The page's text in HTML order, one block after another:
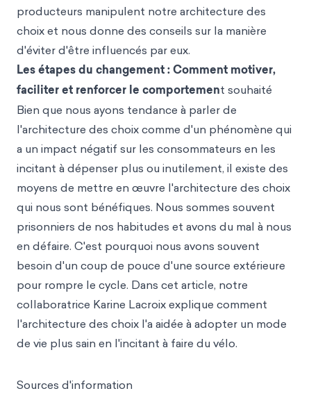
producteurs manipulent notre architecture des
choix et nous donne des conseils sur la manière
d'éviter d'être influencés par eux.
Les étapes du changement : Comment motiver,
faciliter et renforcer le comportement souhaité
Bien que nous ayons tendance à parler de
l'architecture des choix comme d'un phénomène qui
a un impact négatif sur les consommateurs en les
incitant à dépenser plus ou inutilement, il existe des
moyens de mettre en œuvre l'architecture des choix
qui nous sont bénéfiques. Nous sommes souvent
prisonniers de nos habitudes et avons du mal à nous
en défaire. C'est pourquoi nous avons souvent
besoin d'un coup de pouce d'une source extérieure
pour rompre le cycle. Dans cet article, notre
collaboratrice Karine Lacroix explique comment
l'architecture des choix l'a aidée à adopter un mode
de vie plus sain en l'incitant à faire du vélo.
Sources d'information